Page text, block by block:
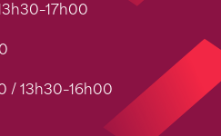
/ 13h30–16h00